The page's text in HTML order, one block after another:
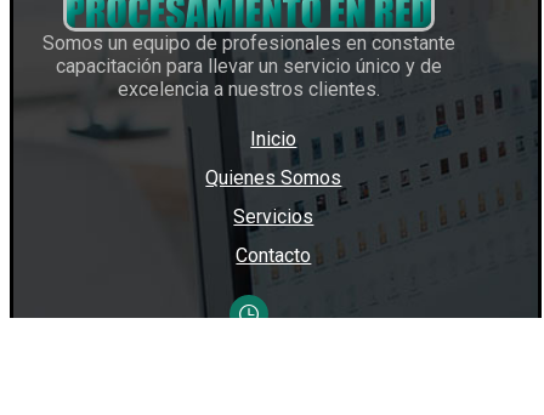
Somos un equipo de profesionales en constante
capacitación para llevar un servicio único y de
excelencia a nuestros clientes.
Inicio
Quienes Somos
Servicios
Contacto